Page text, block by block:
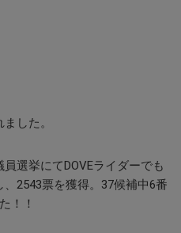
した。
選挙にてDOVEライダーでも
2543票を獲得。37候補中6番
！！